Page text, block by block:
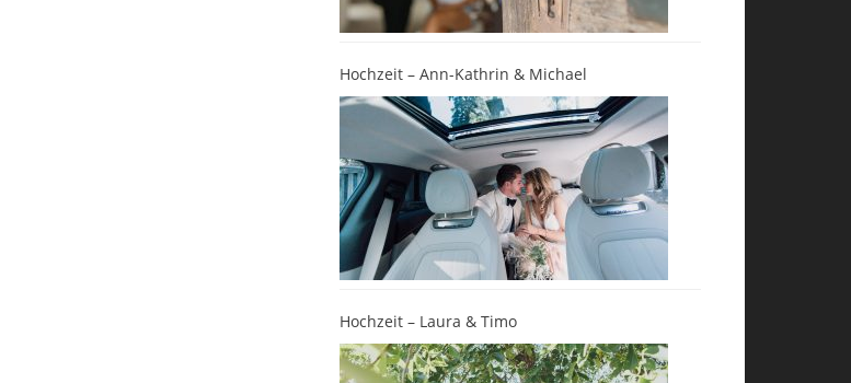
Hochzeit – Ann-Kathrin & Michael
Hochzeit – Laura & Timo